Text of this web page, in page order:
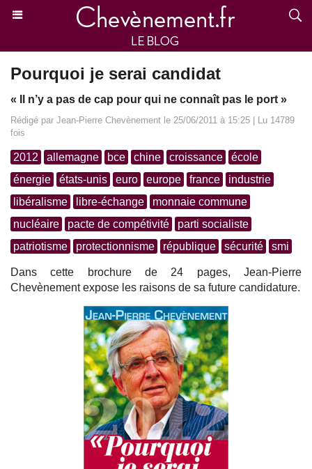
Pourquoi je serai candidat
« Il n’y a pas de cap pour qui ne connaît pas le port »
Rédigé par Jean-Pierre Chevènement le 25/06/2011 à 15:25 | Lu 14789
fois
2012 allemagne bce chine croissance
école
énergie
états-unis euro europe france
industrie
libéralisme
libre-échange
monnaie commune
nucléaire
pacte de compétivité
parti socialiste
patriotisme
protectionnisme république sécurité smi
Dans cette brochure de 24 pages, Jean-Pierre
Chevènement expose les raisons de sa future candidature.